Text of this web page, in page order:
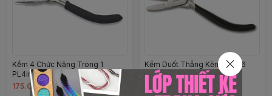
Kềm 4 Chức Năng Trong 1
PL4in1
175.000đ
Kềm Duốt Thẳng Kẽm PL566
525.000đ